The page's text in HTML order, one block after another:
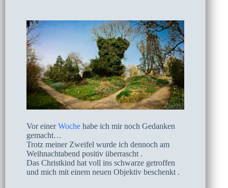
Vor einerWoche habe ich mir noch Gedanken
gemacht…
Trotz meiner Zweifel wurde ich dennoch am
Weihnachtabend positiv überrascht .
Das Christkind hat voll ins schwarze getroffen
und mich mit einem neuen Objektiv beschenkt .